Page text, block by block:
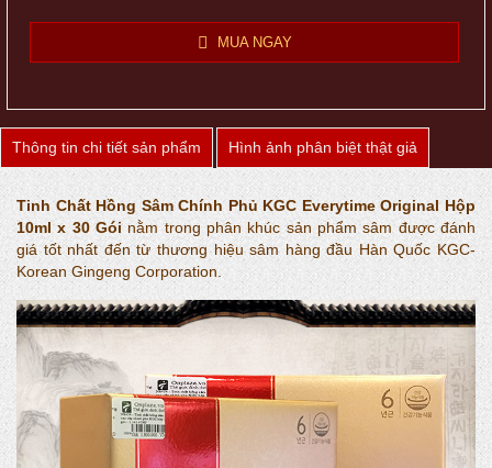
MUA NGAY
Thông tin chi tiết sản phẩm Hình ảnh phân biệt thật giả
Tinh Chất Hồng Sâm Chính Phủ KGC Everytime Original Hộp
10ml x 30 Góinằm trong phân khúc sản phẩm sâm được đánh
giá tốt nhất đến từ thương hiệu sâm hàng đầu Hàn Quốc KGC-
Korean Gingeng Corporation.